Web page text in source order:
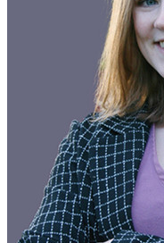
Milhões de
mesmos e suas
Empresas
Inúmeras empresas
para proteger seus
Enterprise
Produtos para